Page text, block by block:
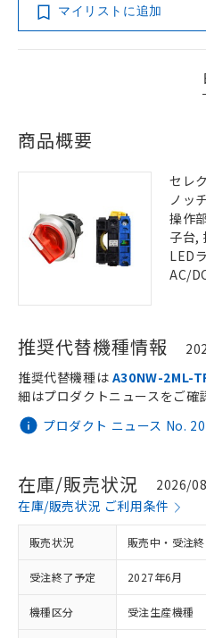
マイリストに追加
商品概要
セレ
ノッ
操作
子台,
LED
AC/
推奨代替機種情報
プロダクト ニュース No.
推奨代替機種は A30NW-2ML-
細はプロダクトニュースをご確
在庫/販売状況
2026/
在庫/販売状況 ご利用条件
販売状況 販売中・受注
受注終了予定 2027年6月
機種区分 受注生産機種